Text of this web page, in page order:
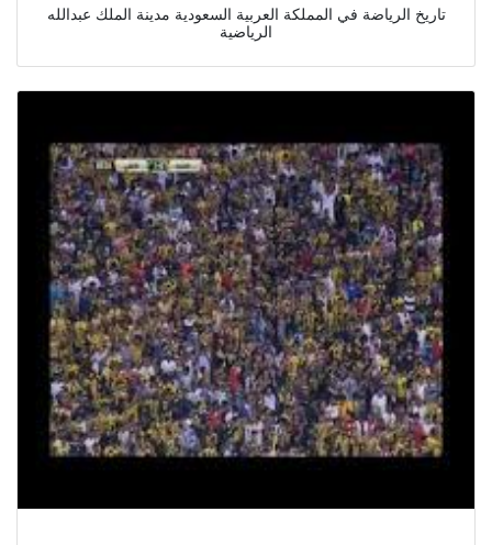
تاريخ الرياضة في المملكة العربية السعودية مدينة الملك عبدالله
الرياضية